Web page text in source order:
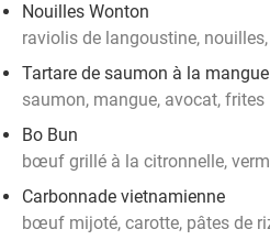
Nouilles Wonton
raviolis de langoustine,
Tartare de saumon à la mangue
saumon, mangue, avocat, frites
Bo Bun
bœuf grillé à la citronnelle,
Carbonnade vietnamienne
bœuf mijoté, carotte, pâtes de